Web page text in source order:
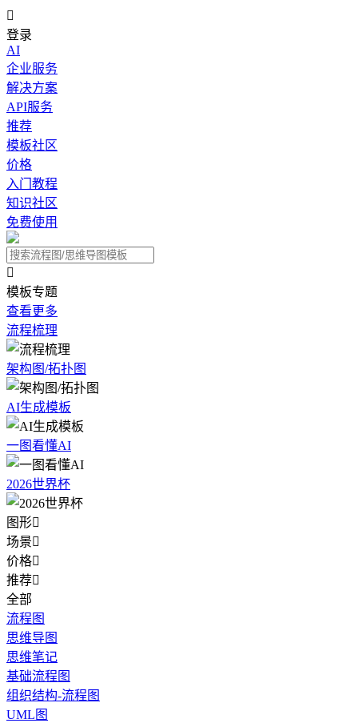

登录
AI
企业服务
解决方案
API服务
推荐
模板社区
价格
入门教程
知识社区
免费使用

模板专题
查看更多
流程梳理
架构图/拓扑图
AI生成模板
一图看懂AI
2026世界杯
图形
场景
价格
推荐
全部
流程图
思维导图
思维笔记
基础流程图
组织结构-流程图
UML图